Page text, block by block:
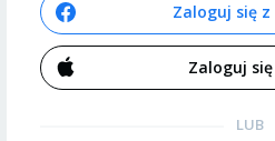
Zaloguj się z
Zaloguj
LUB